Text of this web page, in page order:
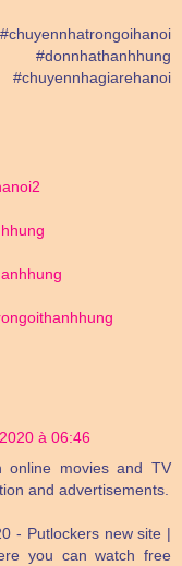
à 06:46
online movies and TV
and advertisements.
- Putlockers new site |
you can watch free